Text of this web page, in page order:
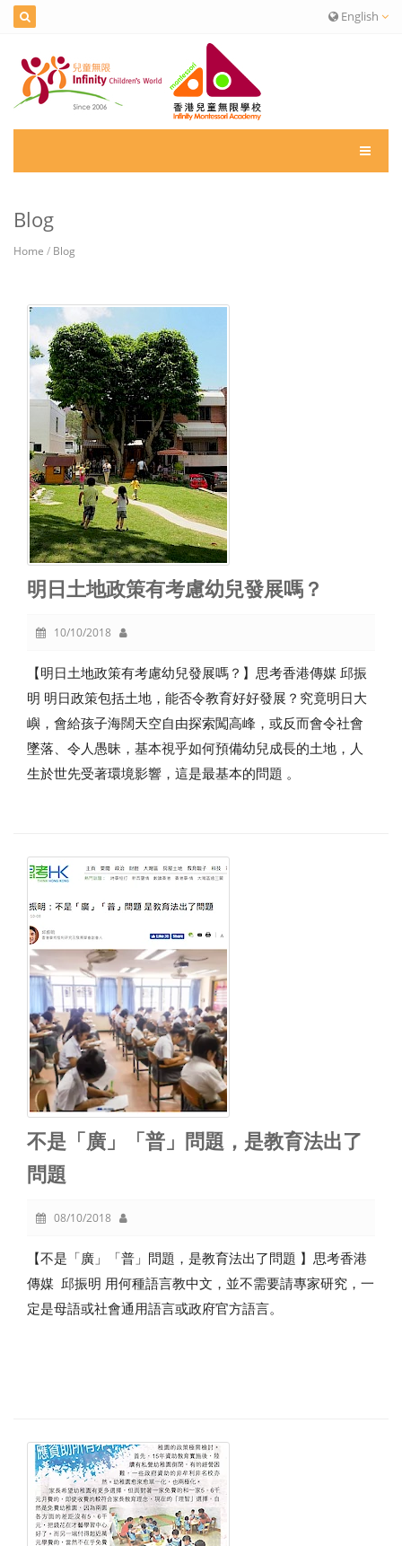
English
Blog
Home / Blog
明日土地政策有考慮幼兒發展嗎？
10/10/2018
【明日土地政策有考慮幼兒發展嗎？】思考香港傳媒 邱振
明 明日政策包括土地，能否令教育好好發展？究竟明日大
嶼，會給孩子海闊天空自由探索闖高峰，或反而會令社會
墜落、令人愚昧，基本視乎如何預備幼兒成長的土地，人
生於世先受著環境影響，這是最基本的問題‭ ‬。
不是「廣」「普」問題，是教育法出了
問題
08/10/2018
【不是「廣」「普」問題，是教育法出了問題 】思考香港
傳媒 邱振明 用何種語言教中文，並不需要請專家研究，一
定是母語或社會通用語言或政府官方語言。